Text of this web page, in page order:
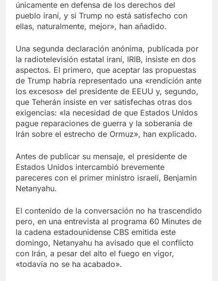
únicamente en defensa de los derechos del
pueblo iraní, y si Trump no está satisfecho con
ellas, naturalmente, mejor», han añadido.
Una segunda declaración anónima, publicada por
la radiotelevisión estatal iraní, IRIB, insiste en dos
aspectos. El primero, que aceptar las propuestas
de Trump habría representado una «rendición ante
los excesos» del presidente de EEUU y, segundo,
que Teherán insiste en ver satisfechas otras dos
exigencias: «la necesidad de que Estados Unidos
pague reparaciones de guerra y la soberanía de
Irán sobre el estrecho de Ormuz», han explicado.
Antes de publicar su mensaje, el presidente de
Estados Unidos intercambió brevemente
pareceres con el primer ministro israelí, Benjamin
Netanyahu.
El contenido de la conversación no ha trascendido
pero, en una entrevista al programa 60 Minutes de
la cadena estadounidense CBS emitida este
domingo, Netanyahu ha avisado que el conflicto
con Irán, a pesar del alto el fuego en vigor,
«todavía no se ha acabado».